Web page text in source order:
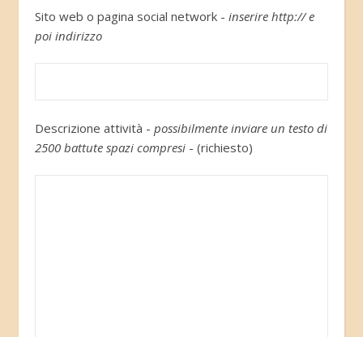
Sito web o pagina social network - inserire http:// e
poi indirizzo
Descrizione attività - possibilmente inviare un testo di
2500 battute spazi compresi - (richiesto)